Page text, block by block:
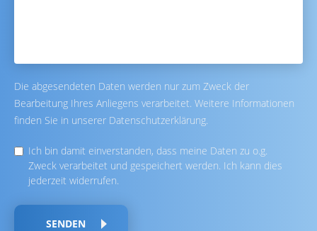
Die abgesendeten Daten werden nur zum Zweck der
Bearbeitung Ihres Anliegens verarbeitet. Weitere Informationen
finden Sie in unserer Datenschutzerklärung.
Ich bin damit einverstanden, dass meine Daten zu o.g.
Zweck verarbeitet und gespeichert werden. Ich kann dies
jederzeit widerrufen.
SENDEN